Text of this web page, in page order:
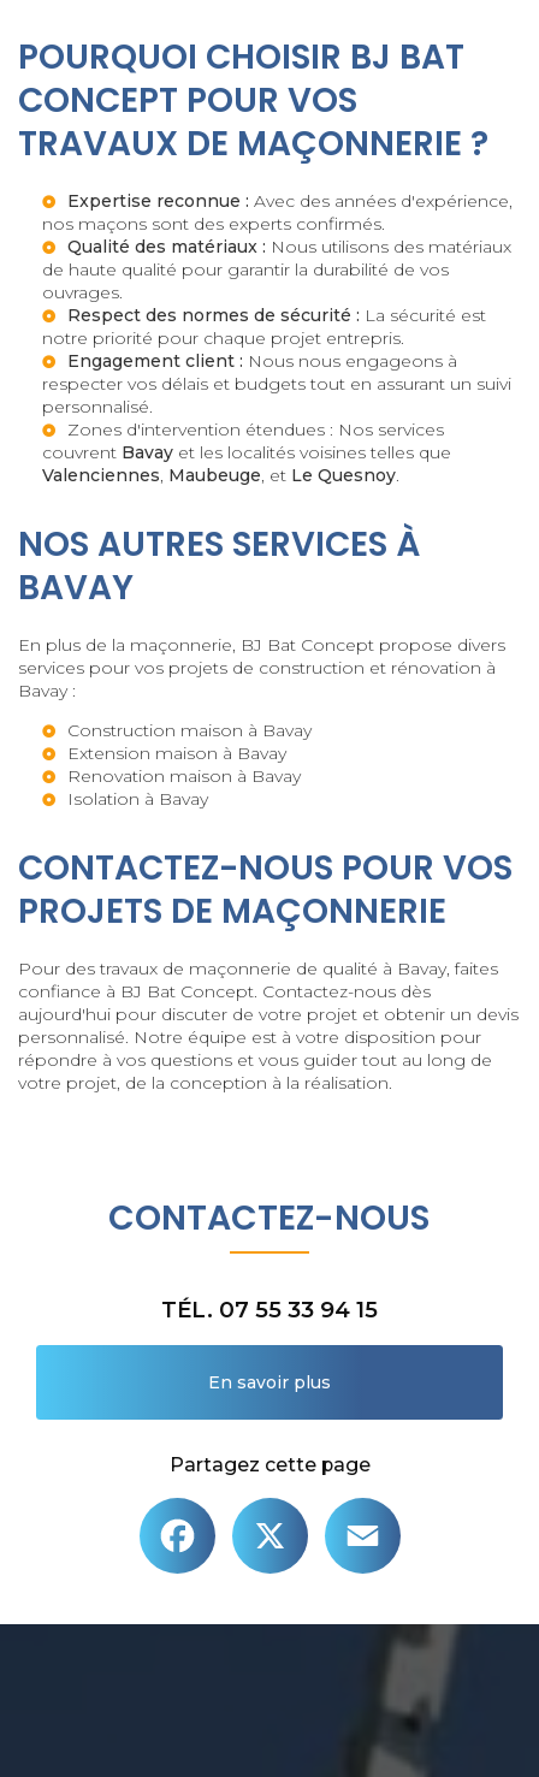
POURQUOI CHOISIR BJ BAT
CONCEPT POUR VOS
TRAVAUX DE MAÇONNERIE ?
Expertise reconnue : Avec des années d'expérience,
nos maçons sont des experts confirmés.
Qualité des matériaux : Nous utilisons des matériaux
de haute qualité pour garantir la durabilité de vos
ouvrages.
Respect des normes de sécurité : La sécurité est
notre priorité pour chaque projet entrepris.
Engagement client : Nous nous engageons à
respecter vos délais et budgets tout en assurant un suivi
personnalisé.
Zones d'intervention étendues : Nos services
couvrent Bavay et les localités voisines telles que
Valenciennes, Maubeuge, et Le Quesnoy.
NOS AUTRES SERVICES À
BAVAY
En plus de la maçonnerie, BJ Bat Concept propose divers
services pour vos projets de construction et rénovation à
Bavay :
Construction maison à Bavay
Extension maison à Bavay
Renovation maison à Bavay
Isolation à Bavay
CONTACTEZ-NOUS POUR VOS
PROJETS DE MAÇONNERIE
Pour des travaux de maçonnerie de qualité à Bavay, faites
confiance à BJ Bat Concept. Contactez-nous dès
aujourd'hui pour discuter de votre projet et obtenir un devis
personnalisé. Notre équipe est à votre disposition pour
répondre à vos questions et vous guider tout au long de
votre projet, de la conception à la réalisation.
CONTACTEZ-NOUS
TÉL. 07 55 33 94 15
En savoir plus
Partagez cette page
Facebook